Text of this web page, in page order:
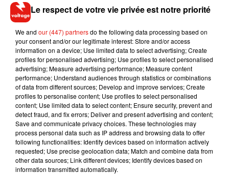
Connecté en Bluetooth au
téléphone, son propriétaire peut
contrôler le Reon Pocket depuis une application dédiée en
choisissant la température corporelle qui lui convient. En
somme l'allié idéal pour lutter contre la canicule ou les
métros bondés le matin avant d'aller au bureau.
Malheureusement, ce bijou de technologien’est pour
l’instant disponible qu’au Japon. Patience, son arrivée en
Europe ne devrait tarder !
Musique
Le respect de votre vie privée est notre priorité
We and our (447) partnersdo the following data processing based on
your consent and/or our legitimate interest: Store and/or access
information on a device; Use limited data to select advertising; Create
profiles for personalised advertising; Use profiles to select personalised
advertising; Measure advertising performance; Measure content
performance; Understand audiences through statistics or combinations
of data from different sources; Develop and improve services; Create
profiles to personalise content; Use profiles to select personalised
content; Use limited data to select content; Ensure security, prevent and
detect fraud, and fix errors; Deliver and present advertising and content;
Save and communicate privacy choices. These technologies may
process personal data such as IP address and browsing data to offer
following functionalities: Identify devices based on information actively
requested; Use precise geolocation data; Match and combine data from
other data sources; Link different devices; Identify devices based on
information transmitted automatically.